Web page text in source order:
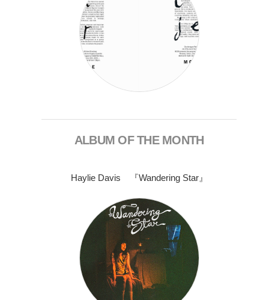
ALBUM OF THE MONTH
Haylie Davis 『Wandering Star』